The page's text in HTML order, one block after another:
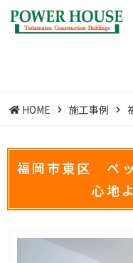
HOME 施工事例
福岡市東区 ペ
心地